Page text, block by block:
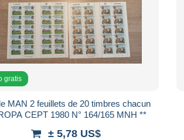
gratis
de 20 timbres chacun
EUROPA CEPT 1980 N° 164/165 MNH **
± 5,78 US$